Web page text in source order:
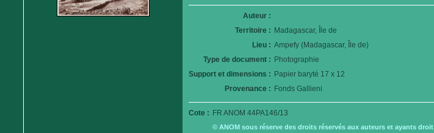
Auteur :
Territoire : Madagascar, Île de
Lieu : Ampefy (Madagascar, Île de)
Type de document : Photographie
Support et dimensions : Papier baryté 17 x 12
Provenance : Fonds Gallieni
Cote : FR ANOM 44PA146/13
© ANOM sous réserve des droits réservés aux auteurs et ayants droit